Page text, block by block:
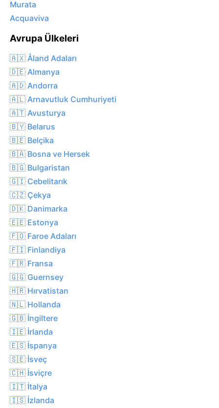
Murata
Acquaviva
Avrupa Ülkeleri
🇦🇽 Åland Adaları
🇩🇪 Almanya
🇦🇩 Andorra
🇦🇱 Arnavutluk Cumhuriyeti
🇦🇹 Avusturya
🇧🇾 Belarus
🇧🇪 Belçika
🇧🇦 Bosna ve Hersek
🇧🇬 Bulgaristan
🇬🇮 Cebelitarık
🇨🇿 Çekya
🇩🇰 Danimarka
🇪🇪 Estonya
🇫🇴 Faroe Adaları
🇫🇮 Finlandiya
🇫🇷 Fransa
🇬🇬 Guernsey
🇭🇷 Hırvatistan
🇳🇱 Hollanda
🇬🇧 İngiltere
🇮🇪 İrlanda
🇪🇸 İspanya
🇸🇪 İsveç
🇨🇭 İsviçre
🇮🇹 İtalya
🇮🇸 İzlanda